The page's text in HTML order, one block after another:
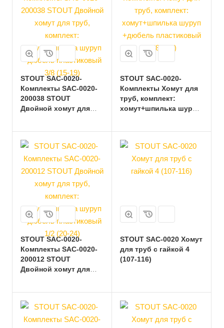
STOUT SAC-0020-
Комплекты SAC-0020-
200038 STOUT
Двойной хомут для
+дюбель пластиковый
3/8 (15-19)
STOUT SAC-0020-
Комплекты Хомут для
труб, комплект:
хомут+шпилька шуруп
STOUT SAC-0020-
Комплекты SAC-0020-
200012 STOUT
Двойной хомут для
+дюбель пластиковый
1/2 (20-24)
STOUT SAC-0020 Хомут
для труб с гайкой 4
(107-116)